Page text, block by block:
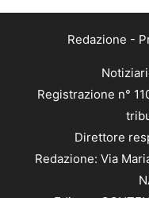
Redazione -
Registrazione n°
Direttore
Redazione: Via